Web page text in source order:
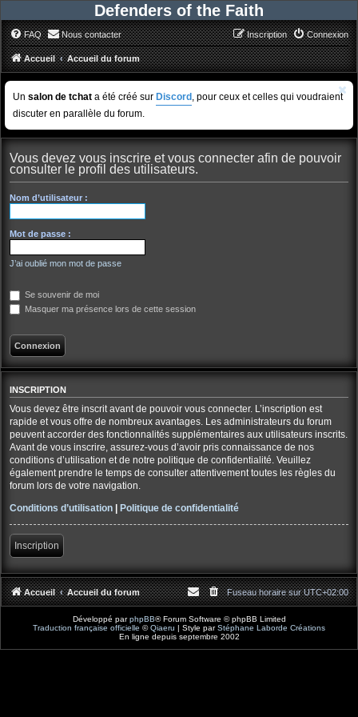
Defenders of the Faith
FAQ Nous contacter Connexion
Inscription
Accueil Accueil du forum
Un salon de tchat a été créé sur Discord , pour ceux et celles qui voudraient
discuter en parallèle du forum.
Vous devez vous inscrire et vous connecter afin de pouvoir
consulter le profil des utilisateurs.
Nom d’utilisateur :
Mot de passe :
J’ai oublié mon mot de passe
Se souvenir de moi
Masquer ma présence lors de cette session
INSCRIPTION
Vous devez être inscrit avant de pouvoir vous connecter. L’inscription est
rapide et vous offre de nombreux avantages. Les administrateurs du forum
peuvent accorder des fonctionnalités supplémentaires aux utilisateurs inscrits.
Avant de vous inscrire, assurez-vous d’avoir pris connaissance de nos
conditions d’utilisation et de notre politique de confidentialité. Veuillez
également prendre le temps de consulter attentivement toutes les règles du
forum lors de votre navigation.
Conditions d’utilisation | Politique de confidentialité
Inscription
Accueil Accueil du forum Fuseau horaire surUTC+02:00
Développé parphpBB® Forum Software © phpBB Limited
Traduction française officielle ©Qiaeru | Style parStéphane Laborde Créations
En ligne depuis septembre 2002